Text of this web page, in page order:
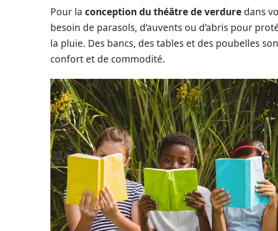
Pour la conception du théâtre de verdure dans
besoin de parasols, d’auvents ou d’abris pour
la pluie. Des bancs, des tables et des poubelles
confort et de commodité.